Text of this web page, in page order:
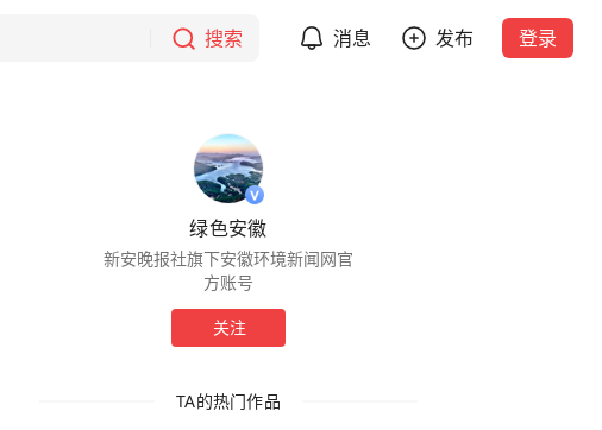
搜索 消息 发布 登录
绿色安徽
新安晚报社旗下安徽环境新闻网官
方账号
关注
TA的热门作品